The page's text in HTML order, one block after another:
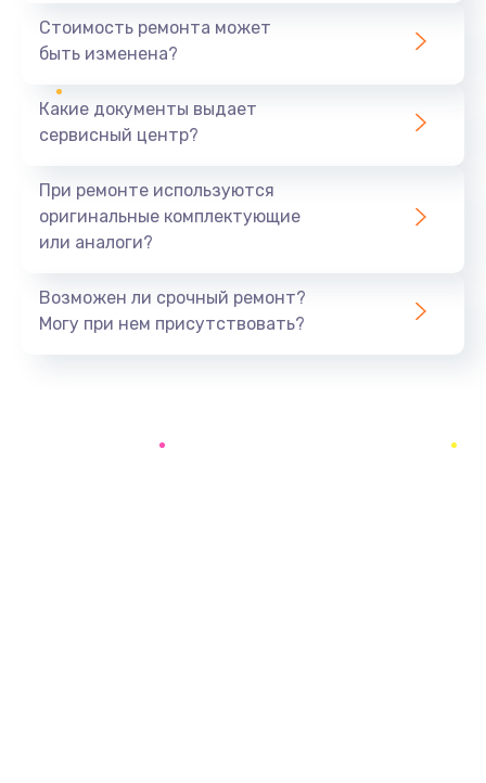
490 руб.
Замена вебкамеры
Ремонт петель крышки
Заказать
Стоимость ремонта может
быть изменена?
Какие документы выдает
сервисный центр?
При ремонте используются
оригинальные комплектующие
или аналоги?
Возможен ли срочный ремонт?
Могу при нем присутствовать?